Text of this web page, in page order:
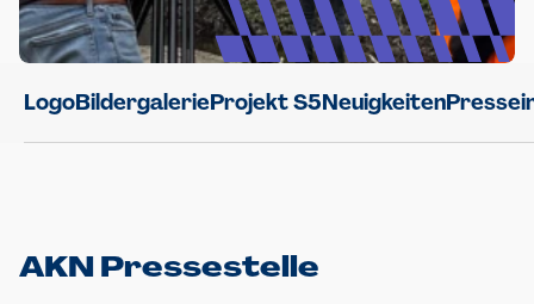
LogoBildergalerieProjekt S5Neuigkeiten
AKN Pressestelle